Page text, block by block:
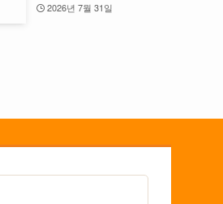
2026년 7월 31일